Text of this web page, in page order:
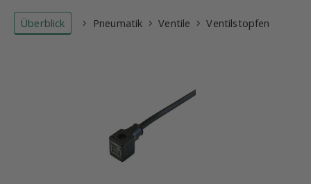
Überblick Pneumatik Ventile Ventilstopfen